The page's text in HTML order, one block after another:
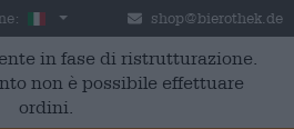
Italia shop@bierothek.de
in fase di ristrutturazione.
non è possibile effettuare
ordini.